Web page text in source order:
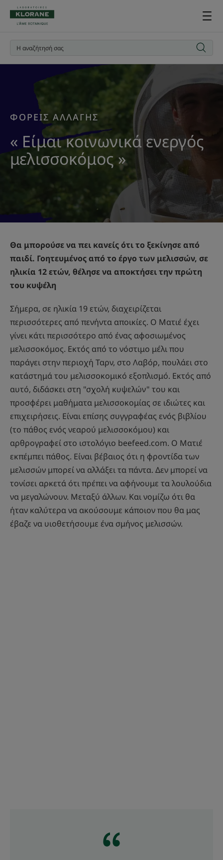
ΦΟΡΕΙΣ ΑΛΛΑΓΗΣ
« Είμαι κοινωνικά ενεργός
μελισσοκόμος »
Θα μπορούσε να πει κανείς ότι το ξεκίνησε από
παιδί. Γοητευμένος από το έργο των μελισσών, σε
ηλικία 12 ετών, θέλησε να αποκτήσει την πρώτη
του κυψέλη
Σήμερα, σε ηλικία 19 ετών, διαχειρίζεται
περισσότερες από πενήντα αποικίες. Ο Ματιέ έχει
γίνει κάτι περισσότερο από ένας αφοσιωμένος
μελισσοκόμος. Εκτός από το νόστιμο μέλι που
παράγει στην περιοχή Ταρν, στο Λαβόρ, πουλάει στο
κατάστημά του μελισσοκομικό εξοπλισμό. Εκτός από
αυτό, διδάσκει στη "σχολή κυψελών" του και
προσφέρει μαθήματα μελισσοκομίας σε ιδιώτες και
επιχειρήσεις. Είναι επίσης συγγραφέας ενός βιβλίου
(το πάθος ενός νεαρού μελισσοκόμου) και
αρθρογραφεί στο ιστολόγιο beefeed.com. Ο Ματιέ
εκπέμπει πάθος. Είναι βέβαιος ότι η φροντίδα των
μελισσών μπορεί να αλλάξει τα πάντα. Δεν μπορεί να
τονίσει αρκετά ότι πρέπει να αφήνουμε τα λουλούδια
να μεγαλώνουν. Μεταξύ άλλων. Και νομίζω ότι θα
ήταν καλύτερα να ακούσουμε κάποιον που θα μας
έβαζε να υιοθετήσουμε ένα σμήνος μελισσών.